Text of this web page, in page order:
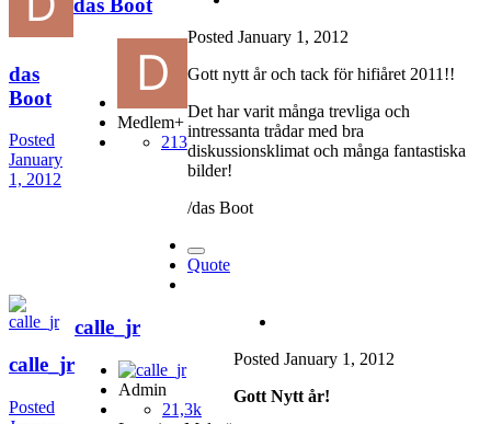
das
Boot
Posted
January
1, 2012
das Boot
Medlem+
213
Posted January 1, 2012
Gott nytt år och tack för hifiåret 2011!!
Det har varit många trevliga och
intressanta trådar med bra
diskussionsklimat och många fantastiska
bilder!
/das Boot
Quote
calle_jr
Posted
calle_jr
Admin
21,3k
Posted January 1, 2012
Gott Nytt år!